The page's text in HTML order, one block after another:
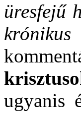
üresfejű
ugyanis